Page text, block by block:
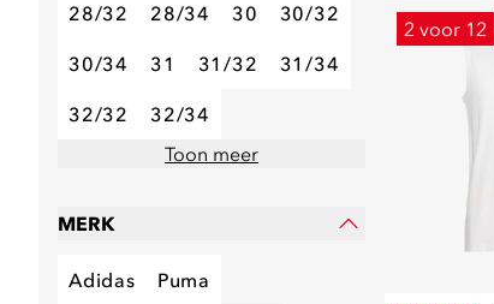
28/32 28/34 30 30/32
30/34 31 31/32 31/34
32/32
32/34
Toon meer
MERK
Adidas Puma
2 voor 12